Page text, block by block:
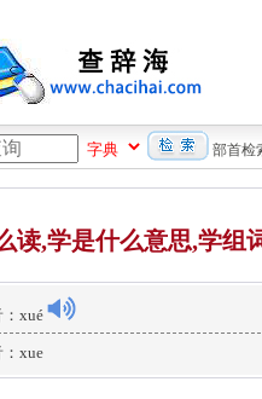
部首检
读,学是什么意思,学组
xué
xue